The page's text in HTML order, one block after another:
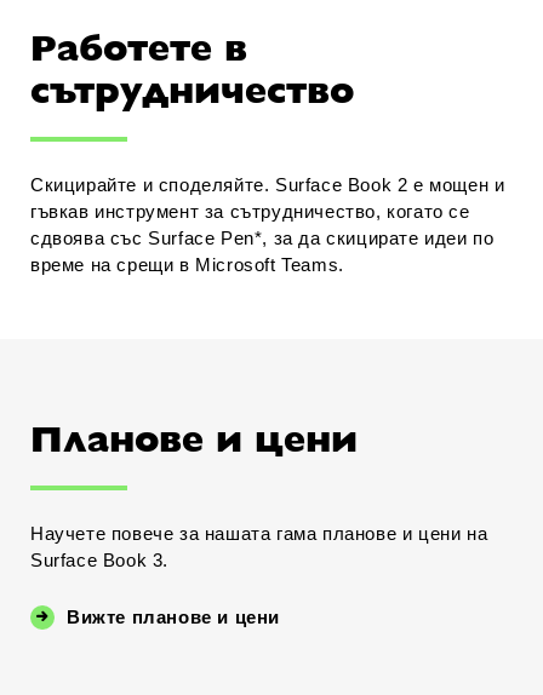
Работете в
сътрудничество
Скицирайте и споделяйте. Surface Book 2 е мощен и
гъвкав инструмент за сътрудничество, когато се
сдвоява със Surface Pen*, за да скицирате идеи по
време на срещи в Microsoft Teams.
Планове и цени
Научете повече за нашата гама планове и цени на
Surface Book 3.
Вижте планове и цени